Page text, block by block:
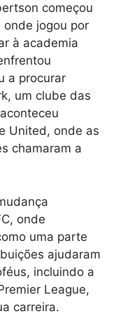
começou
onde jogou por
à academia
a procurar
um clube das
United, onde as
chamaram a
onde
uma parte
ajudaram
incluindo a
League,
carreira.